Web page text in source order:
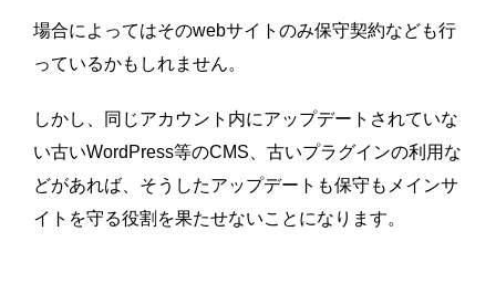
場合によってはそのwebサイトのみ保守契約なども行
っているかもしれません。
しかし、同じアカウント内にアップデートされていな
い古いWordPress等のCMS、古いプラグインの利用な
どがあれば、そうしたアップデートも保守もメインサ
イトを守る役割を果たせないことになります。